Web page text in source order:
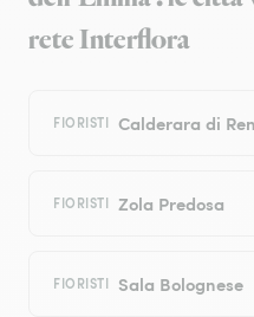
rete Interflora
FIORISTI Calderara di
FIORISTI Zola Predosa
FIORISTI Sala Bolognese